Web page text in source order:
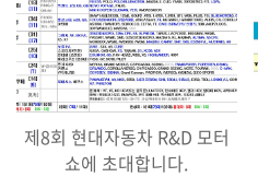
제8회 현대자동차 R&D 모터
쇼에 초대합니다.